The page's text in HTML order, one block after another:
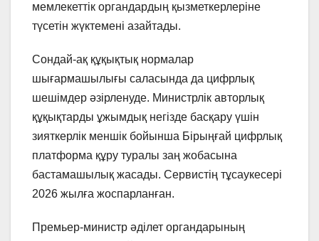
мемлекеттік органдардың қызметкерлеріне
түсетін жүктемені азайтады.
Сондай-ақ құқықтық нормалар
шығармашылығы саласында да цифрлық
шешімдер әзірленуде. Министрлік авторлық
құқықтарды ұжымдық негізде басқару үшін
зияткерлік меншік бойынша Бірыңғай цифрлық
платформа құру туралы заң жобасына
бастамашылық жасады. Сервистің тұсаукесері
2026 жылға жоспарланған.
Премьер-министр әділет органдарының